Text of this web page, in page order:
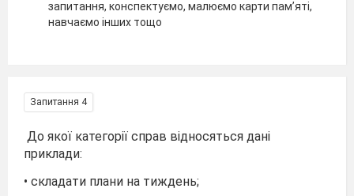
запитання, конспектуємо, малюємо карти пам’яті,
навчаємо інших тощо
Запитання 4
До якої категорії справ відносяться дані
приклади:
• складати плани на тиждень;